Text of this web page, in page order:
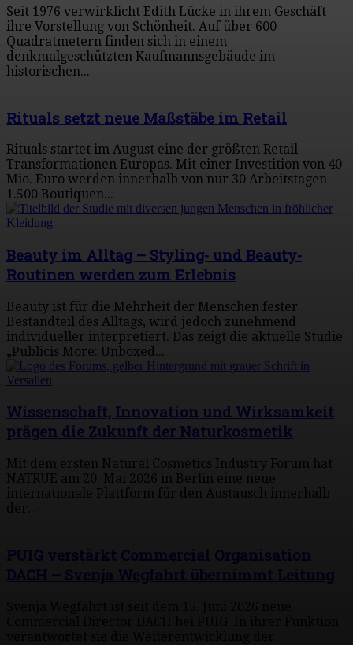
Seit 1976 verwirklicht Edith Lücke in ihrem Geschäft
ihre Vorstellung von Schönheit. Auf über 600
Quadratmetern finden sich in einem
denkmalgeschützten Kaufmannsgebäude im
historischen...
Rituals setzt neue Maßstäbe im Retail
Rituals startet im August eine der größten Retail-
Transformationen Europas. Mit einer Investition von 40
Mio. Euro werden innerhalb von nur 30 Arbeitstagen
1.500 Boutiquen...
Beauty im Alltag – Styling- und Beauty-
Routinen werden zum Erlebnis
Beauty ist für die Mehrheit der Menschen fester
Bestandteil des Alltags, wird jedoch zunehmend
individueller interpretiert. Das zeigt die aktuelle Studie
„Publicis More: Unboxed...
Wissenschaft, Innovation und Wirksamkeit
prägen die Zukunft der Naturkosmetik
Mit dem ersten Natural Cosmetics Industry Forum hat
NATRUE am 20. Mai 2026 in Berlin eine neue
internationale Plattform für den Austausch innerhalb
der...